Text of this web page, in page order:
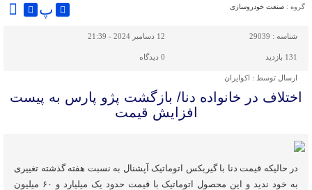
گروه : صنعت خودروسازی پ
شناسه : 29039 12 دسامبر 2024 - 21:39
131 بازدید 0 دیدگاه
ارسال توسط : اکوایران
اختلاف در خانواده دنا/ بازگشت پژو پارس به پیست
افزایش قیمت
در حالیکه قیمت دنا با گیربکس اتوماتیک آپشنال به نسبت هفته گذشته تغییری
به خود ندید و این محصول اتوماتیک با قیمت حدود یک میلیارد و ۶۰ میلیون